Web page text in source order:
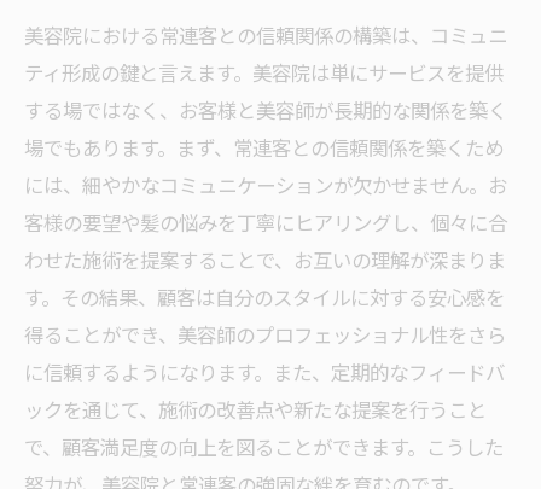
美容院がきっかけで始まる新しい交流
美容院での出会いが新たなチャンスを生む
初対面でも安心できる美容院の雰囲気
美容院のコミュニティから得られる意義深い経
験
美容院での経験が自己成長につながる理由
コミュニティを通じた文化の学び
美容院が提供する体験型イベントの魅力
地域の美容院で得られる特別な体験
美容院での交流が視野を広げる
心を豊かにする美容院でのひと時
美容院における常連客との信頼関係の構築は、コミュニ
ティ形成の鍵と言えます。美容院は単にサービスを提供
する場ではなく、お客様と美容師が長期的な関係を築く
場でもあります。まず、常連客との信頼関係を築くため
には、細やかなコミュニケーションが欠かせません。お
客様の要望や髪の悩みを丁寧にヒアリングし、個々に合
わせた施術を提案することで、お互いの理解が深まりま
す。その結果、顧客は自分のスタイルに対する安心感を
得ることができ、美容師のプロフェッショナル性をさら
に信頼するようになります。また、定期的なフィードバ
ックを通じて、施術の改善点や新たな提案を行うこと
で、顧客満足度の向上を図ることができます。こうした